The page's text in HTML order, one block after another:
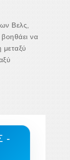
Βελς,
να
-